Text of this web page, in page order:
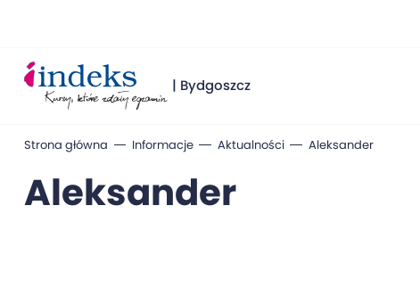
| Bydgoszcz
Strona główna Informacje Aktualności Aleksander
Aleksander